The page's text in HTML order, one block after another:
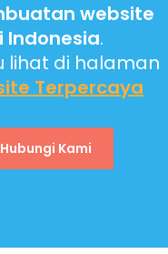
website
Indonesia.
lihat di halaman
Terpercaya
Hubungi Kami